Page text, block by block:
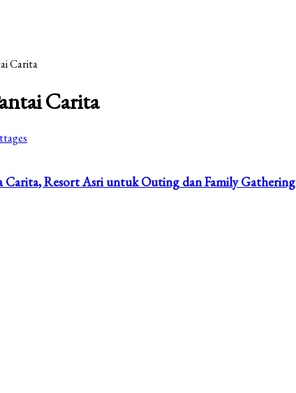
Carita
Carita
Carita, Resort Asri untuk Outing dan Family Gathering